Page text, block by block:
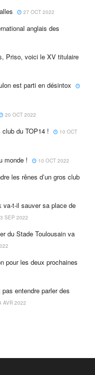
27 OCT 2022
anglais des
Priso, voici le XV titulaire
est parti en désintox
20 OCT 2022
club du TOP14 !
10 OCT
monde ! 10 OCT 2022
les rênes d’un gros club
va-t-il sauver sa place de
SEP 2022
du Stade Toulousain va
pour les deux prochaines
entendre parler des
AVR 2022